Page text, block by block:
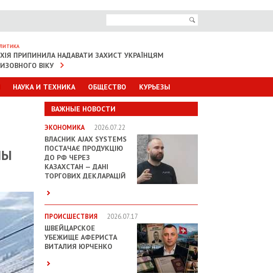
ПРИПИНИЛА НАДАВАТИ ЗАХИСТ УКРАЇНЦЯМ
ВІКУ
НАУКА И ТЕХНИКА ОБЩЕСТВО КУРЬЕЗЫ
ВАЖНЫЕ НОВОСТИ
ЭКОНОМИКА 2026.07.22
ВЛАСНИК AJAX SYSTEMS
ПОСТАЧАЄ ПРОДУКЦІЮ
ДО РФ ЧЕРЕЗ
КАЗАХСТАН — ДАНІ
ТОРГОВИХ ДЕКЛАРАЦІЙ
ПРОИСШЕСТВИЯ 2026.07.17
ШВЕЙЦАРСКОЕ
УБЕЖИЩЕ АФЕРИСТА
ВИТАЛИЯ ЮРЧЕНКО